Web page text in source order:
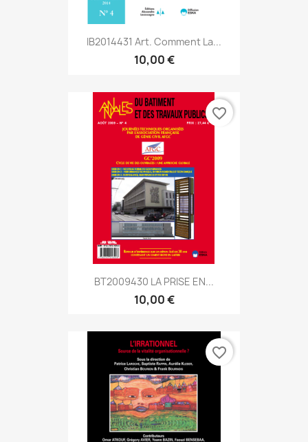
IB2014431 Art. Comment La...
10,00 €
BT2009430 LA PRISE EN...
10,00 €
favorite_border
favorite_border